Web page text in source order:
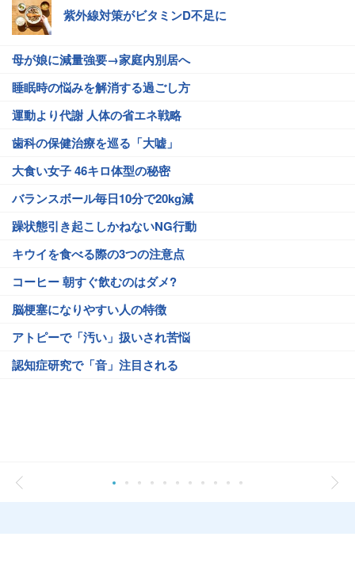
紫外線対策がビタミンD不足に
母が娘に減量強要→家庭内別居へ
睡眠時の悩みを解消する過ごし方
運動より代謝 人体の省エネ戦略
歯科の保健治療を巡る「大嘘」
大食い女子 46キロ体型の秘密
バランスボール毎日10分で20kg減
躁状態引き起こしかねないNG行動
キウイを食べる際の3つの注意点
コーヒー 朝すぐ飲むのはダメ?
脳梗塞になりやすい人の特徴
アトピーで「汚い」扱いされ苦悩
認知症研究で「音」注目される